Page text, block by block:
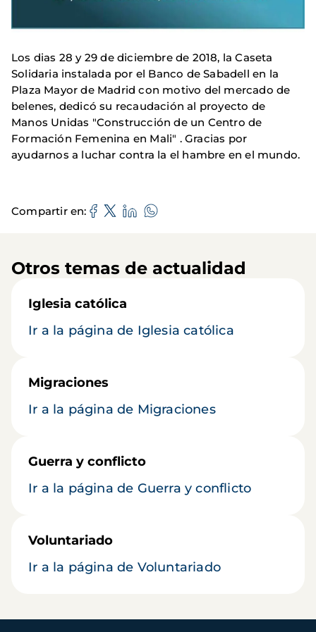
Los dias 28 y 29 de diciembre de 2018, la Caseta
Solidaria instalada por el Banco de Sabadell en la
Plaza Mayor de Madrid con motivo del mercado de
belenes, dedicó su recaudación al proyecto de
Manos Unidas "Construcción de un Centro de
Formación Femenina en Mali" . Gracias por
ayudarnos a luchar contra la el hambre en el mundo.
Compartir en
Otros temas de actualidad
Iglesia católica
Ir a la página de Iglesia católica
Migraciones
Ir a la página de Migraciones
Guerra y conflicto
Ir a la página de Guerra y conflicto
Voluntariado
Ir a la página de Voluntariado